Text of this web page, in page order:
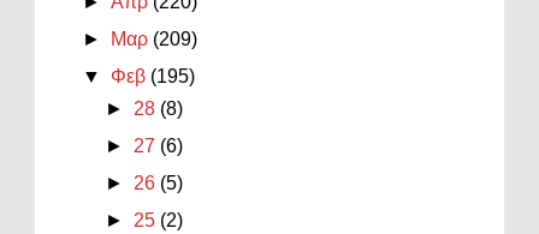
►
Μαρ (209)
▼ Φεβ (195)
► 28 (8)
► 27 (6)
► 26 (5)
► 25 (2)